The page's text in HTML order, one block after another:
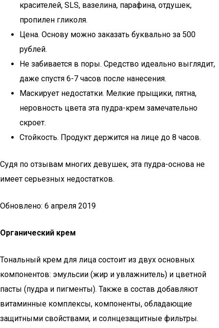
красителей, SLS, вазелина, парафина, отдушек,
пропилен гликоля.
Цена. Основу можно заказать буквально за 500
рублей.
Не забивается в поры. Средство идеально выглядит,
даже спустя 6-7 часов после нанесения.
Маскирует недостатки. Мелкие прыщики, пятна,
неровность цвета эта пудра-крем замечательно
скроет.
Стойкость. Продукт держится на лице до 8 часов.
Судя по отзывам многих девушек, эта пудра-основа не
имеет серьезных недостатков.
Обновлено: 6 апреля 2019
Органический крем
Тональный крем для лица состоит из двух основных
компонентов: эмульсии (жир и увлажнитель) и цветной
пасты (пудра и пигменты). Также в состав добавляют
витаминные комплексы, компоненты, обладающие
защитными свойствами, и солнцезащитные фильтры.